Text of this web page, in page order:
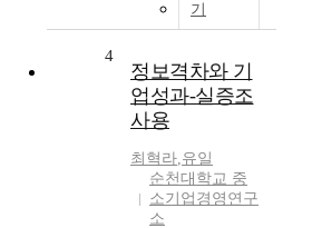
기
4
정보격차와 기
업성과-실증조
사용
최혁라,유일
순천대학교 중
소기업경영연구
소